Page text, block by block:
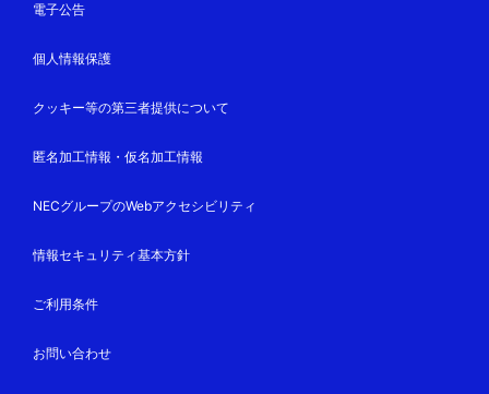
電子公告
個人情報保護
クッキー等の第三者提供について
匿名加工情報・仮名加工情報
NECグループのWebアクセシビリティ
情報セキュリティ基本方針
ご利用条件
お問い合わせ